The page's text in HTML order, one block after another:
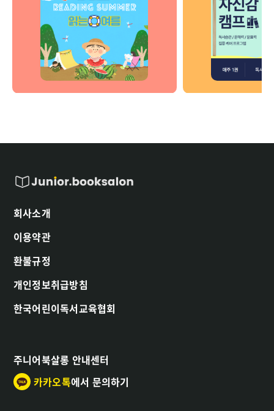
회사소개
이용약관
환불규정
개인정보취급방침
한국어린이독서교육협회
주니어북살롱 안내센터
카카오톡에서 문의하기